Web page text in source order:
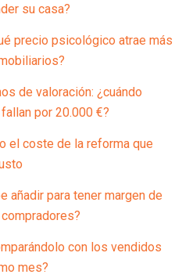
su casa?
precio psicológico atrae más
de valoración: ¿cuándo
por 20.000 €?
el coste de la reforma que
añadir para tener margen de
con los vendidos
mes?